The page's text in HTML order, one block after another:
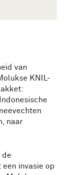
van
KNIL-
naar
de
een invasie op